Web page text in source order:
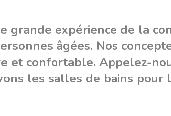
grande expérience de la
âgées. Nos
et confortable. Appelez-
les salles de bains pour